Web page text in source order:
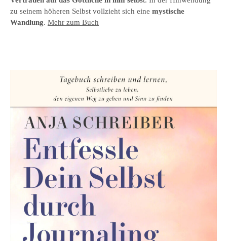
zu seinem höheren Selbst vollzieht sich eine mystische
Wandlung. Mehr zum Buch